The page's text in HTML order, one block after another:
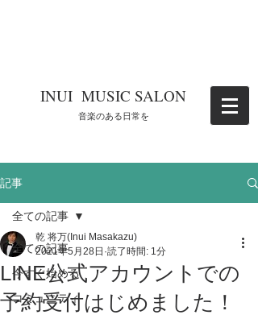
​INUI MUSIC SALON
​音楽のある日常を
記事
全ての記事
今すぐ始める
コミュニティ
全ての記事
LINE公式アカウントでの
予約受付はじめました！
乾 将万(Inui Masakazu)
2021年5月28日 読了時間: 1分